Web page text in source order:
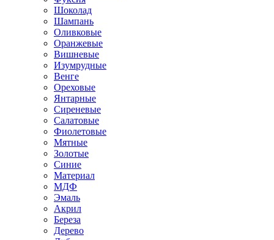
Шоколад
Шампань
Оливковые
Оранжевые
Вишневые
Изумрудные
Венге
Ореховые
Янтарные
Сиреневые
Салатовые
Фиолетовые
Мятные
Золотые
Синие
Материал
МДФ
Эмаль
Акрил
Береза
Дерево